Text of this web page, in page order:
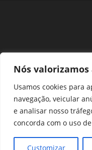
Nós
Usamos cookies para
navegação, veicular
e analisar nosso
concorda com o uso
Customizar
Perguntas
Assessoria de
Setor de Autarquias Sul